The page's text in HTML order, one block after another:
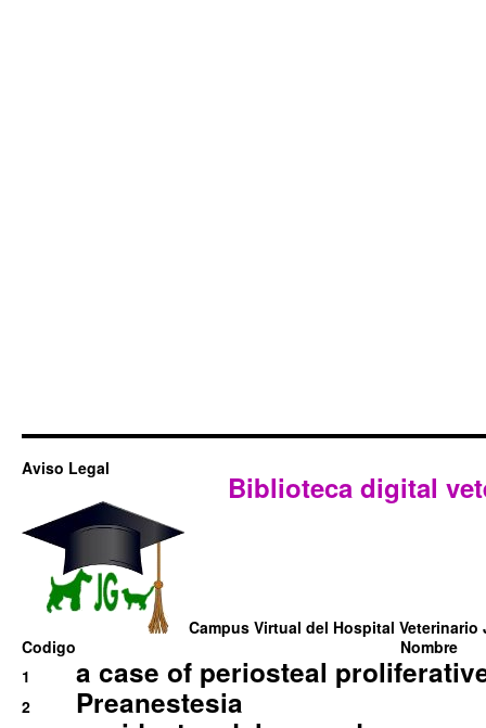
Aviso Legal
Biblioteca digital
Campus Virtual del Hospital Veterinario
Codigo
Nombre
1
a case of periosteal
2 Preanestesia